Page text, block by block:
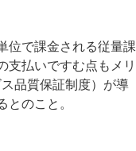
位で課金される従量課
支払いですむ点もメリ
品質保証制度）が導
とのこと。